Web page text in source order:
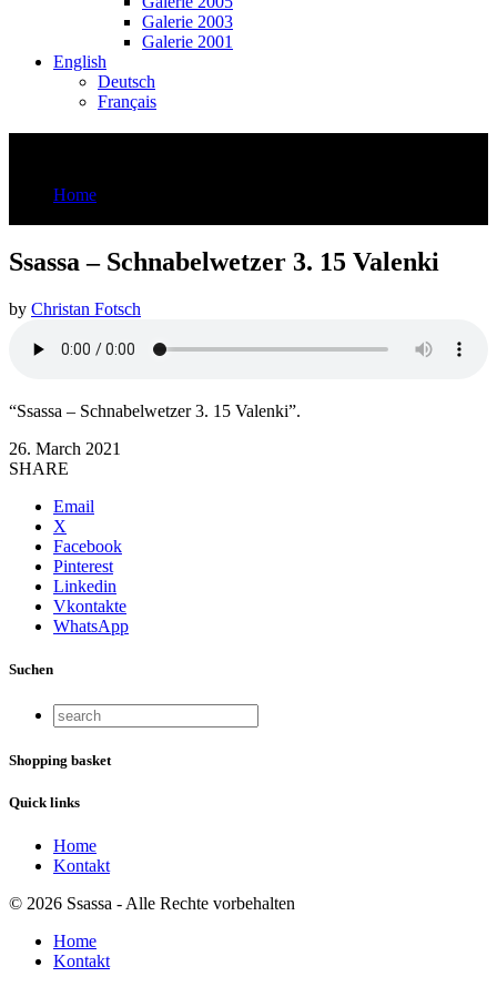
Galerie 2003
Galerie 2001
English
Deutsch
Français
Home
Ssassa – Schnabelwetzer 3. 15 Valenki
by Christan Fotsch
“Ssassa – Schnabelwetzer 3. 15 Valenki”.
26. March 2021
SHARE
Email
X
Facebook
Pinterest
Linkedin
Vkontakte
WhatsApp
Suchen
Shopping basket
Quick links
Home
Kontakt
© 2026 Ssassa - Alle Rechte vorbehalten
Home
Kontakt